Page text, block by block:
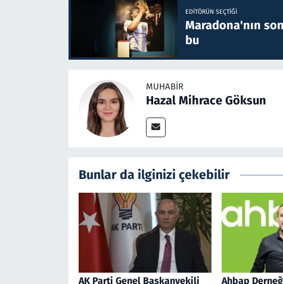
EDITÖRÜN SEÇTIĞI
Maradona'nın
bu
MUHABIR
Hazal Mihrace Göksun
Bunlar da ilginizi çekebilir
AK Parti Genel Başkanvekili
Ahbap